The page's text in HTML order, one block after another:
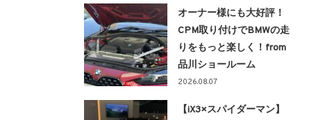
オーナー様にも大好評！
CPM取り付けでBMWの走
りをもっと楽しく！from
品川ショールーム
2026.08.07
【iX3×スパイダーマン】